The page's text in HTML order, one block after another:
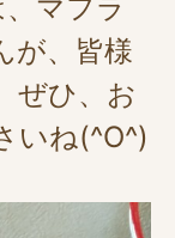
マフラ
が、皆様
ぜひ、お
いね(^O^)